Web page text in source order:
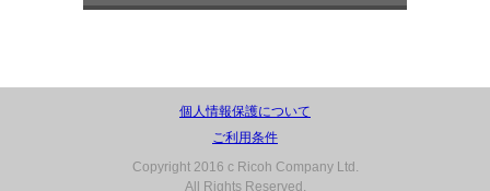
個人情報保護について
ご利用条件
Copyright 2016 c Ricoh Company Ltd.
All Rights Reserved.